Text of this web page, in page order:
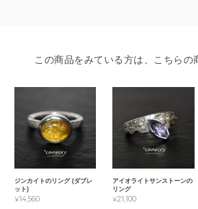
この商品をみている方は、こちらの
ジンカイトのリング (ダブレ
ット)
¥14,560
アイオライトサンストーンの
リング
¥21,100